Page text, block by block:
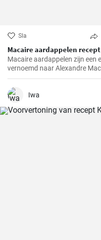
Sla
Macaire aardappelen recept
Macaire aardappelen zijn een
vernoemd naar Alexandre
eeuw. Dit heerlijke
zijn maar een paar
gerecht om in het weekend
genieten. Met een beetje
Iwa